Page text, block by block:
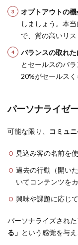
オプトアウトの機
しましょう。本
で、質の高いリス
バランスの取れ
とセールスのバ
20%がセールスく
パーソナライゼ
可能な限り、 コミュ
見込み客の名前を
過去の行動（開い
いてコンテンツを
興味や課題に応じ
パーソナライズされ
る」 という感覚を与